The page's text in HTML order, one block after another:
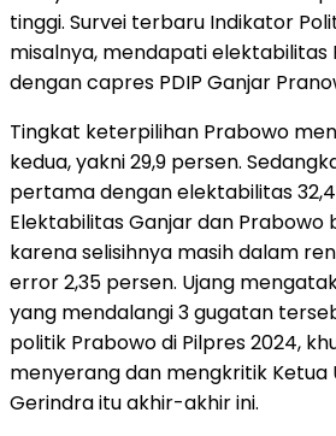
tinggi. Survei terbaru Indikator
misalnya, mendapati elektabilitas
dengan capres PDIP Ganjar
Tingkat keterpilihan Prabowo
kedua, yakni 29,9 persen.
pertama dengan elektabilitas
Elektabilitas Ganjar dan Prabowo
karena selisihnya masih dalam
error 2,35 persen. Ujang
yang mendalangi 3 gugatan
politik Prabowo di Pilpres 2024,
menyerang dan mengkritik Ketua
Gerindra itu akhir-akhir ini.